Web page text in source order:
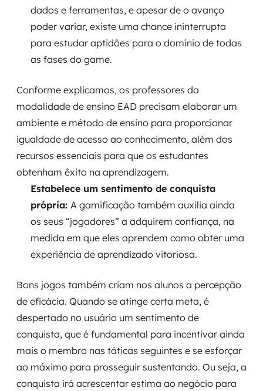
dados e ferramentas, e apesar de o avanço
poder variar, existe uma chance ininterrupta
para estudar aptidões para o domínio de todas
as fases do game.
Conforme explicamos, os professores da
modalidade de ensino EAD precisam elaborar um
ambiente e método de ensino para proporcionar
igualdade de acesso ao conhecimento, além dos
recursos essenciais para que os estudantes
obtenham êxito na aprendizagem.
Estabelece um sentimento de conquista
própria: A gamificação também auxilia ainda
os seus “jogadores” a adquirem confiança, na
medida em que eles aprendem como obter uma
experiência de aprendizado vitoriosa.
Bons jogos também criam nos alunos a percepção
de eficácia. Quando se atinge certa meta, é
despertado no usuário um sentimento de
conquista, que é fundamental para incentivar ainda
mais o membro nas táticas seguintes e se esforçar
ao máximo para prosseguir sustentando. Ou seja, a
conquista irá acrescentar estima ao negócio para